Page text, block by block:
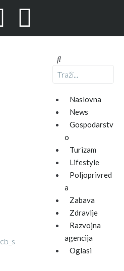
Naslovna
News
Gospodarstv
o
Turizam
Lifestyle
Poljoprivred
a
Zabava
Zdravlje
Razvojna
agencija
Oglasi